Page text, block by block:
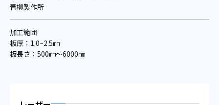
青柳製作所
加工範囲
板厚：1.0~2.5㎜
板長さ：500㎜～6000㎜